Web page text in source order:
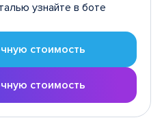
узнайте в боте
стоимость
стоимость